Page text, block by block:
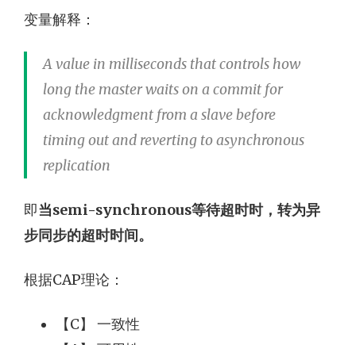
变量解释：
A value in milliseconds that controls how
long the master waits on a commit for
acknowledgment from a slave before
timing out and reverting to asynchronous
replication
即当semi-synchronous等待超时时，转为异
步同步的超时时间。
根据CAP理论：
【C】 一致性